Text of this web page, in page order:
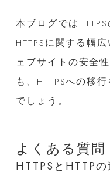
本ブログでは
HTTPSに関する幅
ェブサイトの安全
も、HTTPSへの移
でしょう。
よくある質問
HTTPSとHTTP